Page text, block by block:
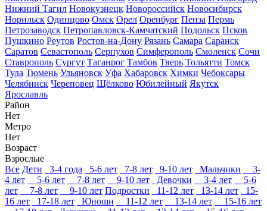
Нижний Тагил Новокузнецк Новороссийск Новосибирск
Норильск Одинцово Омск Орел Оренбург Пенза Пермь
Петрозаводск Петропавловск-Камчатский Подольск Псков
Пушкино Реутов Ростов-на-Дону Рязань Самара Саранск
Саратов Севастополь Серпухов Симферополь Смоленск Сочи
Ставрополь Сургут Таганрог Тамбов Тверь Тольятти Томск
Тула Тюмень Ульяновск Уфа Хабаровск Химки Чебоксары
Челябинск Череповец Щёлково Юбилейный Якутск
Ярославль
Район
Нет
Метро
Нет
Возраст
Взрослые
Все Дети 3-4 года 5-6 лет 7-8 лет 9-10 лет Мальчики
3-
4 лет
5-6 лет 7-8 лет 9-10 лет Девочки 3-4 лет
5-6
лет
7-8 лет 9-10 лет Подростки 11-12 лет 13-14 лет
15-
16 лет
17-18 лет Юноши 11-12 лет 13-14 лет
15-16 лет